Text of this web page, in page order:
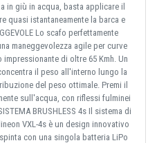
in giù in acqua, basta applicare il
quasi istantaneamente la barca e
Lo scafo perfettamente
maneggevolezza agile per curve
di oltre 65 Kmh. Un
il peso all'interno lungo la
del peso ottimale. Premi il
sull'acqua, con riflessi fulminei
BRUSHLESS 4s Il sistema di
VXL-4s è un design innovativo
con una singola batteria LiPo